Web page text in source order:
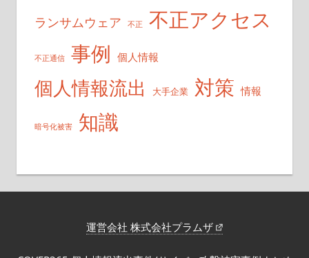
ランサムウェア 不正 不正アクセス
不正通信 事例 個人情報
個人情報流出 大手企業 対策 情報
暗号化被害 知識
運営会社 株式会社プラムザ